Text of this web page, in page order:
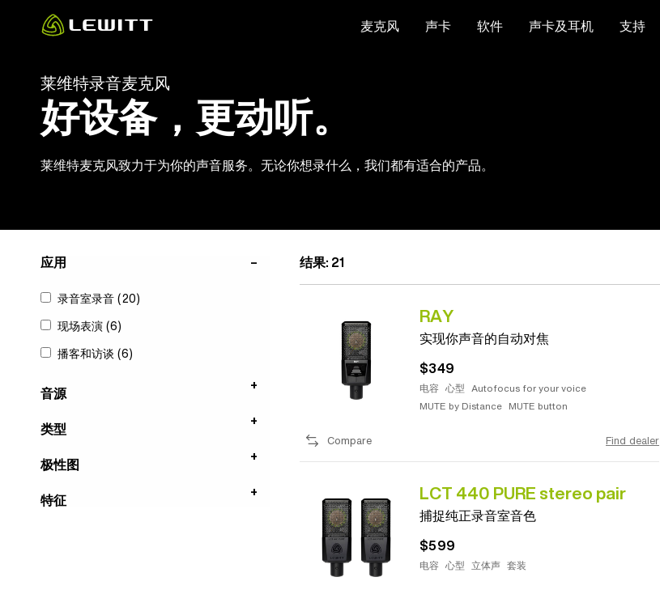
麦克风 声卡 软件 声卡及耳机 支持
莱维特录音麦克风
好设备，更动听。
莱维特麦克风致力于为你的声音服务。无论你想录什么，我们都有适合的产品。
应用
录音室录音(20)
现场表演(6)
播客和访谈 (6)
音源
类型
极性图
特征
结果: 21
RAY
实现你声音的自动对焦
$349
电容 心型 Autofocus for your voice
MUTE by Distance MUTE button
Compare Find dealer
LCT 440 PURE stereo pair
捕捉纯正录音室音色
$599
电容 心型 立体声 套装